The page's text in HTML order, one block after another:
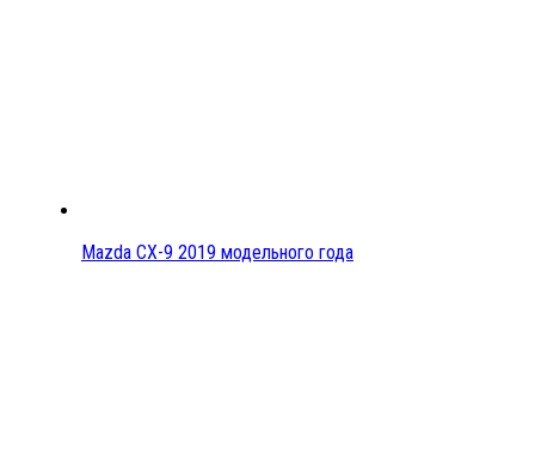
Mazda CX-9 2019 модельного года